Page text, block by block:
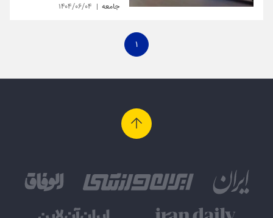
جامعه ۱۴۰۴/۰۶/۰۴
۱